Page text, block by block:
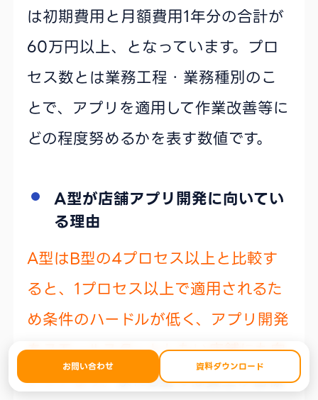
は初期費用と月額費用1年分の合計が
60万円以上、となっています。プロ
セス数とは業務工程・業務種別のこ
とで、アプリを適用して作業改善等に
どの程度努めるかを表す数値です。
A型が店舗アプリ開発に向いてい
る理由
A型はB型の4プロセス以上と比較す
ると、1プロセス以上で適用されるた
め条件のハードルが低く、アプリ開発
をスモールスタートしたい店舗にも向
いています。またB型では賃上げ目標
お問い合わせ 資料ダウンロード